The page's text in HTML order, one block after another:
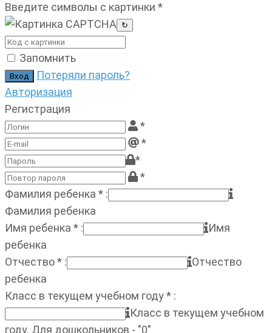
Введите символы с картинки *
↻
Запомнить
Потеряли пароль?
Авторизация
Регистрация
*
*
*
*
Фамилия ребенка * :
Фамилия ребенка
Имя ребенка * :
Имя
ребенка
Отчество* :
Отчество
ребенка
Класс в текущем учебном году* :
Класс в текущем учебном
году. Для дошкольников - "0"